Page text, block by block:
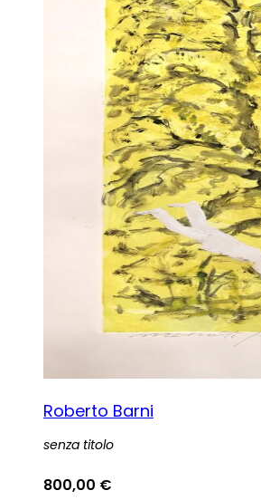
Roberto Barni
senza titolo
800,00 €